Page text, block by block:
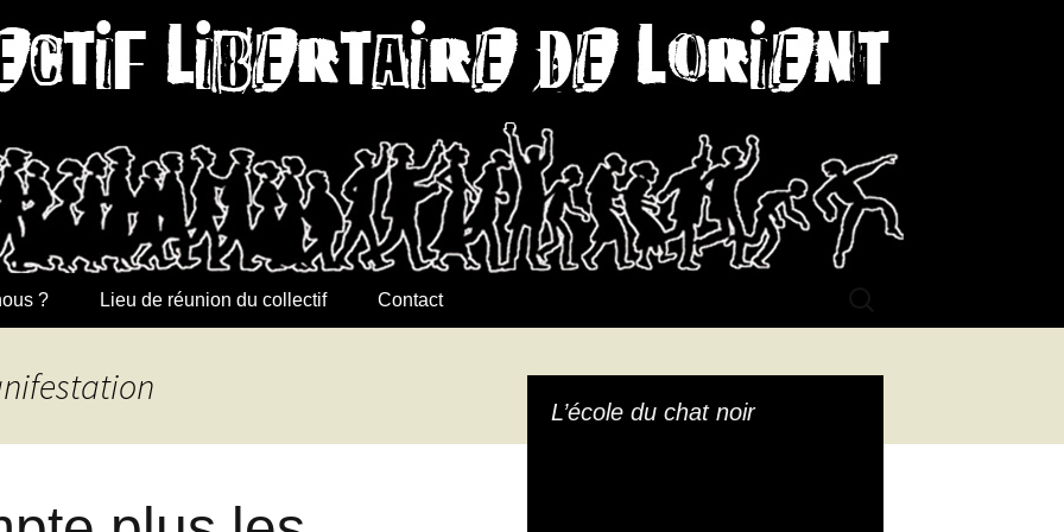
de Lorient
? Lieu de réunion du collectif Contact
L’école du chat noir